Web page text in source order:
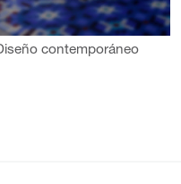
contemporáneo